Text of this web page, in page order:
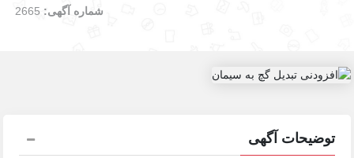
شماره آگهی: 2665
توضیحات آگهی